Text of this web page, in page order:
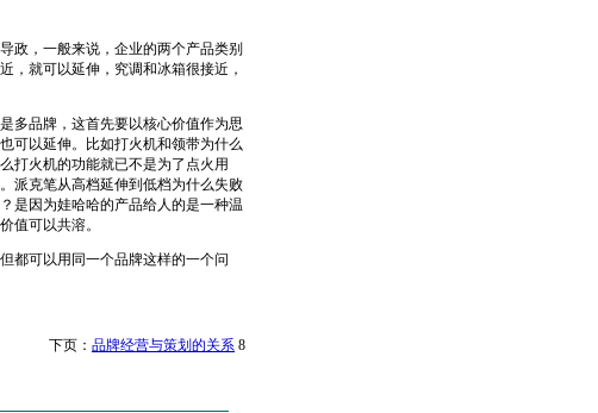
，一般来说，企业的两个产品类别
，就可以延伸，究调和冰箱很接近，
品牌，这首先要以核心价值作为思
可以延伸。比如打火机和领带为什么
打火机的功能就已不是为了点火用
派克笔从高档延伸到低档为什么失败
是因为娃哈哈的产品给人的是一种温
值可以共溶。
可以用同一个品牌这样的一个问
下页： 品牌经营与策划的关系 8